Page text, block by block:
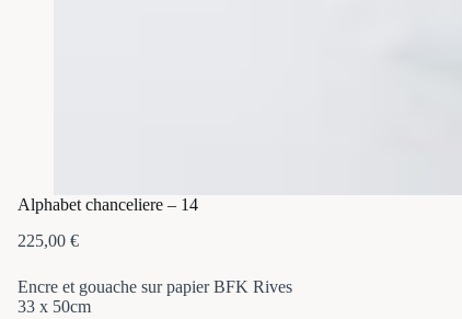
Alphabet chanceliere – 14
225,00 €
Encre et gouache sur papier BFK Rives
33 x 50cm